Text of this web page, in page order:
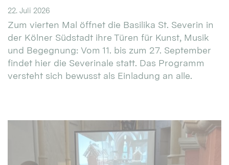
22. Juli 2026
Zum vierten Mal öffnet die Basilika St. Severin in
der Kölner Südstadt ihre Türen für Kunst, Musik
und Begegnung: Vom 11. bis zum 27. September
findet hier die Severinale statt. Das Programm
versteht sich bewusst als Einladung an alle.